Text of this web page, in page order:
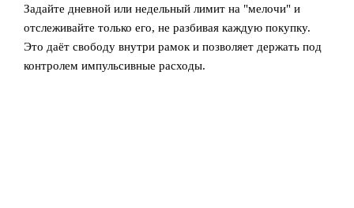
Задайте дневной или недельный лимит на "мелочи" и
отслеживайте только его, не разбивая каждую покупку.
Это даёт свободу внутри рамок и позволяет держать под
контролем импульсивные расходы.